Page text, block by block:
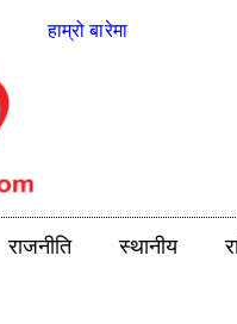
हाम्रो बारेमा
राजनीति स्थानीय